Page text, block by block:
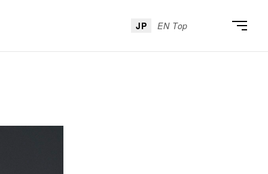
JP EN Top